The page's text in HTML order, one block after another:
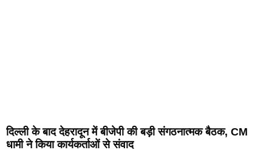
दिल्ली के बाद देहरादून में बीजेपी की बड़ी संगठनात्मक बैठक, CM
धामी ने किया कार्यकर्ताओं से संवाद